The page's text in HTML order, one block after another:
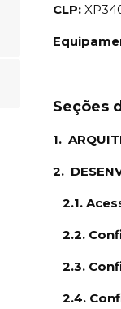
CLP:
Seções
1.
2.
2.1.
2.2.
2.3.
2.4.